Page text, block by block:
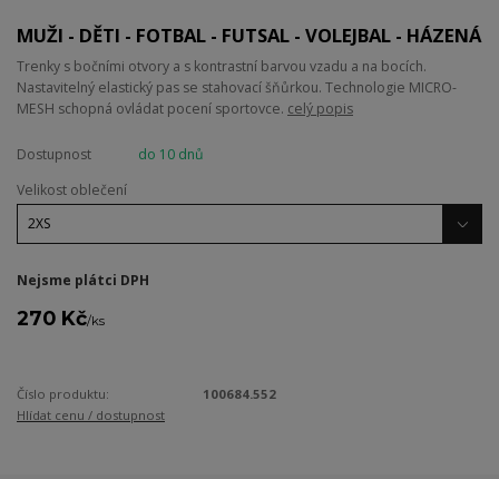
MUŽI - DĚTI - FOTBAL - FUTSAL - VOLEJBAL - HÁZENÁ
Trenky s bočními otvory a s kontrastní barvou vzadu a na bocích.
Nastavitelný elastický pas se stahovací šňůrkou. Technologie MICRO-
MESH schopná ovládat pocení sportovce. celý popis
Dostupnost
do 10 dnů
Velikost oblečení
Nejsme plátci DPH
270 Kč/ks
Číslo produktu:
100684.552
Hlídat cenu / dostupnost